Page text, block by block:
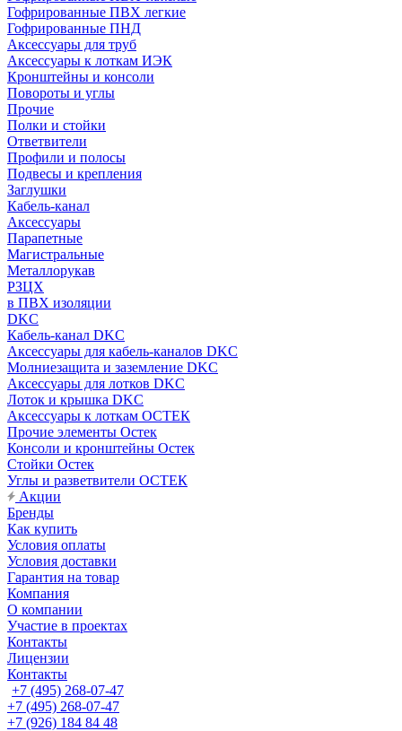
Гофрированные ПВХ легкие
Гофрированные ПНД
Аксессуары для труб
Аксессуары к лоткам ИЭК
Кронштейны и консоли
Повороты и углы
Прочие
Полки и стойки
Ответвители
Профили и полосы
Подвесы и крепления
Заглушки
Кабель-канал
Аксессуары
Парапетные
Магистральные
Металлорукав
РЗЦХ
в ПВХ изоляции
DKC
Кабель-канал DKC
Аксессуары для кабель-каналов DKC
Молниезащита и заземление DKC
Аксессуары для лотков DKC
Лоток и крышка DKC
Аксессуары к лоткам ОСТЕК
Прочие элементы Остек
Консоли и кронштейны Остек
Стойки Остек
Углы и разветвители ОСТЕК
Акции
Бренды
Как купить
Условия оплаты
Условия доставки
Гарантия на товар
Компания
О компании
Участие в проектах
Контакты
Лицензии
Контакты
+7 (495) 268-07-47
+7 (495) 268-07-47
+7 (926) 184 84 48